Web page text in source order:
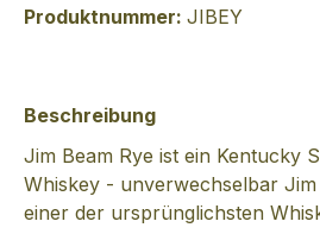
Produktnummer: JIBEY
Beschreibung
Jim Beam Rye ist ein Kentucky
Whiskey - unverwechselbar Jim
einer der ursprünglichsten